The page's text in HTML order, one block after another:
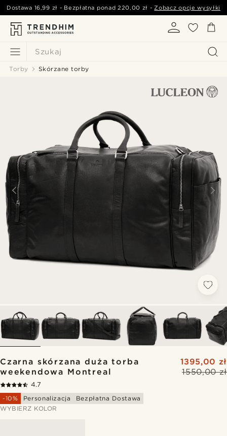
Szukaj
Dostawa 16,99 zł - Bezpłatna ponad220,00 zł -Zobacz opcje wysyłki
Torby Skórzane torby
Czarna skórzana duża torba
weekendowa Montreal
1550,00 zł
1395,00 zł
4.7
-10%
Personalizacja
Bezpłatna Dostawa
WYBIERZ KOLOR